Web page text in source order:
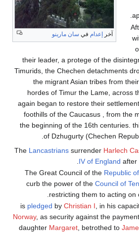
آخر إعدام في سان مارينو
their leader, a protege of the
Timurids, the Chechen detachments
the migrant Asian tribes from
hordes of Timur the Lame, across
again began to restore their
foothills of the Caucasus , from the
the beginning of the 16th centuries.
of Dzhugurty (Chechen
The Lancastrianssurrender Harlech
IV of England after
The Great Council of the Republic
curb the power of the Council of Ten
restricting them to acting on
pledged by Christian I, in his
Norway, as security against the
daughter Margaret, betrothed to